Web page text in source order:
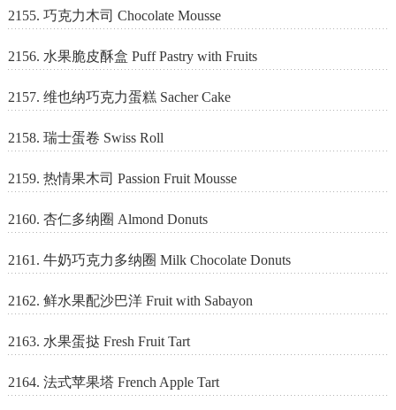
2155. 巧克力木司 Chocolate Mousse
2156. 水果脆皮酥盒 Puff Pastry with Fruits
2157. 维也纳巧克力蛋糕 Sacher Cake
2158. 瑞士蛋卷 Swiss Roll
2159. 热情果木司 Passion Fruit Mousse
2160. 杏仁多纳圈 Almond Donuts
2161. 牛奶巧克力多纳圈 Milk Chocolate Donuts
2162. 鲜水果配沙巴洋 Fruit with Sabayon
2163. 水果蛋挞 Fresh Fruit Tart
2164. 法式苹果塔 French Apple Tart